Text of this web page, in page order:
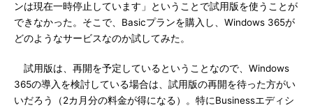
ンは現在一時停止しています」ということで試用版を使うことが
できなかった。そこで、Basicプランを購入し、Windows 365が
どのようなサービスなのか試してみた。
試用版は、再開を予定しているということなので、Windows
365の導入を検討している場合は、試用版の再開を待った方がい
いだろう（2カ月分の料金が得になる）。特にBusinessエディシ